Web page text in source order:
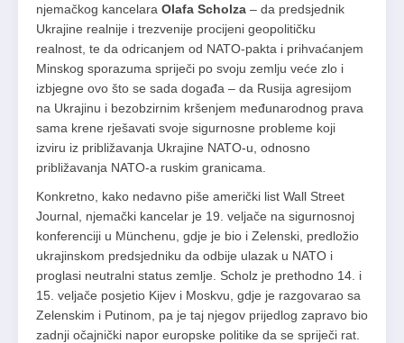
njemačkog kancelara Olafa Scholza – da predsjednik
Ukrajine realnije i trezvenije procijeni geopolitičku
realnost, te da odricanjem od NATO-pakta i prihvaćanjem
Minskog sporazuma spriječi po svoju zemlju veće zlo i
izbjegne ovo što se sada događa – da Rusija agresijom
na Ukrajinu i bezobzirnim kršenjem međunarodnog prava
sama krene rješavati svoje sigurnosne probleme koji
izviru iz približavanja Ukrajine NATO-u, odnosno
približavanja NATO-a ruskim granicama.
Konkretno, kako nedavno piše američki list Wall Street
Journal, njemački kancelar je 19. veljače na sigurnosnoj
konferenciji u Münchenu, gdje je bio i Zelenski, predložio
ukrajinskom predsjedniku da odbije ulazak u NATO i
proglasi neutralni status zemlje. Scholz je prethodno 14. i
15. veljače posjetio Kijev i Moskvu, gdje je razgovarao sa
Zelenskim i Putinom, pa je taj njegov prijedlog zapravo bio
zadnji očajnički napor europske politike da se spriječi rat.